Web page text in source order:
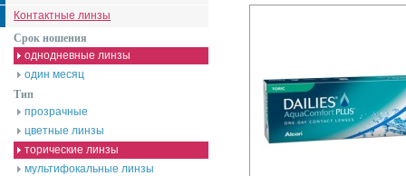
Контактные линзы
Срок ношения
однодневные линзы
один месяц
Тип
прозрачные
цветные линзы
торические линзы
мультифокальные линзы